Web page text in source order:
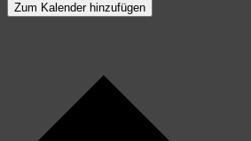
Zum Kalender hinzufügen